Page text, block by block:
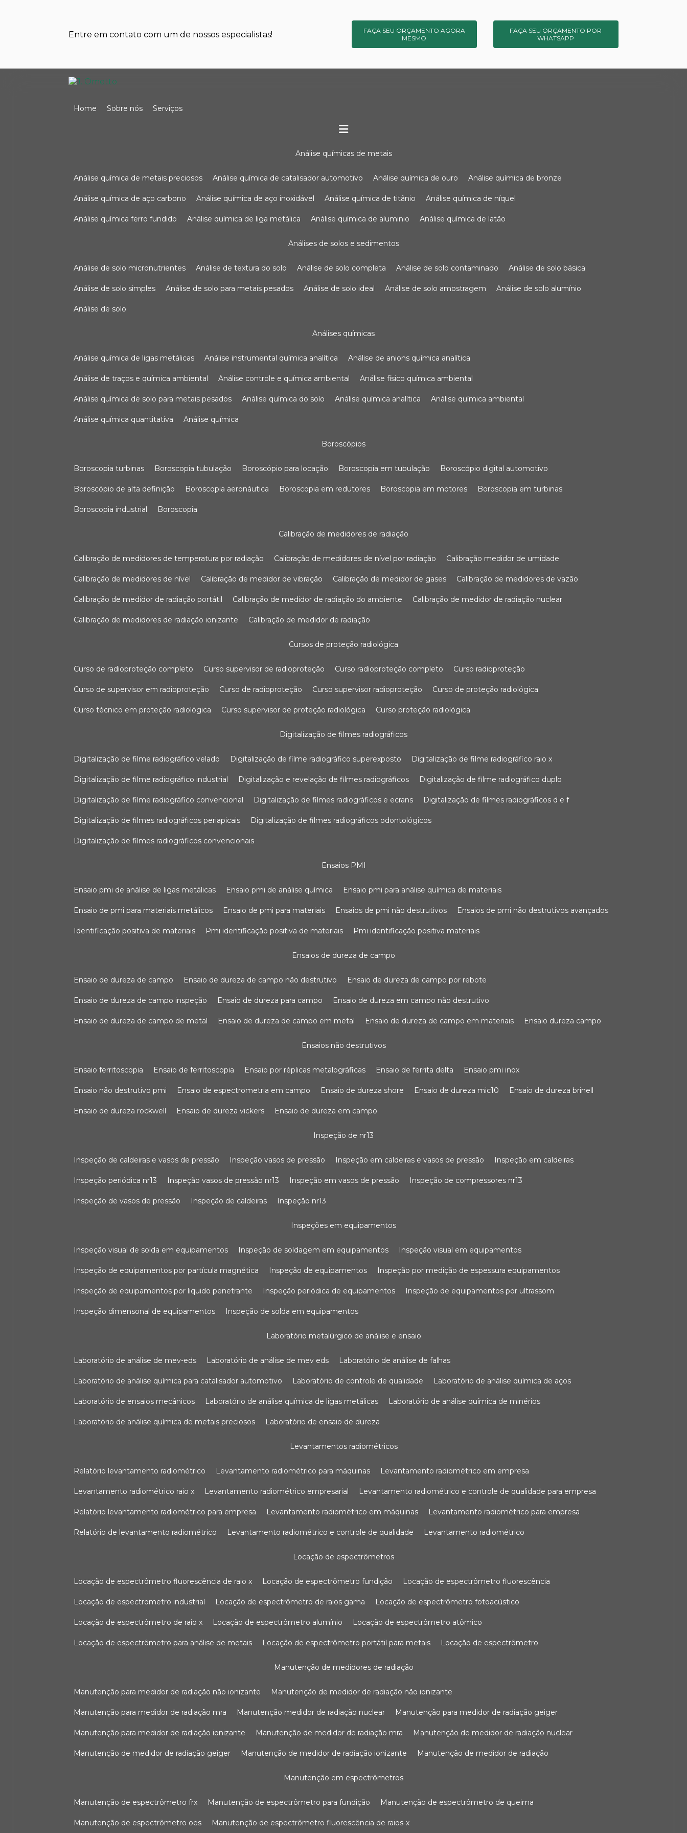
Entre em contato com um de nossos especialistas!
FAÇA SEU ORÇAMENTO AGORA
MESMO
FAÇA SEU ORÇAMENTO POR
WHATSAPP
Home Sobre nós Serviços
análise químicas de metais
análise química de metais preciosos análise química de catalisador automotivo análise química de ouro análise química de bronze
análise química de aço carbono análise química de aço inoxidável análise química de titânio análise química de níquel
análise química ferro fundido análise química de liga metálica análise química de aluminio análise química de latão
análises de solos e sedimentos
análise de solo micronutrientes análise de textura do solo análise de solo completa análise de solo contaminado análise de solo básica
análise de solo simples análise de solo para metais pesados análise de solo ideal análise de solo amostragem análise de solo alumínio
análise de solo
análises químicas
análise química de ligas metálicas análise instrumental química analítica análise de anions química analítica
análise de traços e química ambiental análise controle e química ambiental análise físico química ambiental
análise química de solo para metais pesados análise química do solo análise química analítica análise química ambiental
análise química quantitativa análise química
boroscópios
boroscopia turbinas boroscopia tubulação boroscópio para locação boroscopia em tubulação boroscópio digital automotivo
boroscópio de alta definição boroscopia aeronáutica boroscopia em redutores boroscopia em motores boroscopia em turbinas
boroscopia industrial boroscopia
calibração de medidores de radiação
calibração de medidores de temperatura por radiação calibração de medidores de nível por radiação calibração medidor de umidade
calibração de medidores de nível calibração de medidor de vibração calibração de medidor de gases calibração de medidores de vazão
calibração de medidor de radiação portátil calibração de medidor de radiação do ambiente calibração de medidor de radiação nuclear
calibração de medidores de radiação ionizante calibração de medidor de radiação
cursos de proteção radiológica
curso de radioproteção completo curso supervisor de radioproteção curso radioproteção completo curso radioproteção
curso de supervisor em radioproteção curso de radioproteção curso supervisor radioproteção curso de proteção radiológica
curso técnico em proteção radiológica curso supervisor de proteção radiológica curso proteção radiológica
digitalização de filmes radiográficos
digitalização de filme radiográfico velado digitalização de filme radiográfico superexposto digitalização de filme radiográfico raio x
digitalização de filme radiográfico industrial digitalização e revelação de filmes radiográficos digitalização de filme radiográfico duplo
digitalização de filme radiográfico convencional digitalização de filmes radiográficos e ecrans digitalização de filmes radiográficos d e f
digitalização de filmes radiográficos periapicais digitalização de filmes radiográficos odontológicos
digitalização de filmes radiográficos convencionais
ensaios PMI
ensaio pmi de análise de ligas metálicas ensaio pmi de análise química ensaio pmi para análise química de materiais
ensaio de pmi para materiais metálicos ensaio de pmi para materiais ensaios de pmi não destrutivos ensaios de pmi não destrutivos avançados
identificação positiva de materiais pmi identificação positiva de materiais pmi identificação positiva materiais
ensaios de dureza de campo
ensaio de dureza de campo ensaio de dureza de campo não destrutivo ensaio de dureza de campo por rebote
ensaio de dureza de campo inspeção ensaio de dureza para campo ensaio de dureza em campo não destrutivo
ensaio de dureza de campo de metal ensaio de dureza de campo em metal ensaio de dureza de campo em materiais ensaio dureza campo
ensaios não destrutivos
ensaio ferritoscopia ensaio de ferritoscopia ensaio por réplicas metalográficas ensaio de ferrita delta ensaio pmi inox
ensaio não destrutivo pmi ensaio de espectrometria em campo ensaio de dureza shore ensaio de dureza mic10 ensaio de dureza brinell
ensaio de dureza rockwell ensaio de dureza vickers ensaio de dureza em campo
inspeção de nr13
inspeção de caldeiras e vasos de pressão inspeção vasos de pressão inspeção em caldeiras e vasos de pressão inspeção em caldeiras
inspeção periódica nr13 inspeção vasos de pressão nr13 inspeção em vasos de pressão inspeção de compressores nr13
inspeção de vasos de pressão inspeção de caldeiras inspeção nr13
inspeções em equipamentos
inspeção visual de solda em equipamentos inspeção de soldagem em equipamentos inspeção visual em equipamentos
inspeção de equipamentos por partícula magnética inspeção de equipamentos inspeção por medição de espessura equipamentos
inspeção de equipamentos por liquido penetrante inspeção periódica de equipamentos inspeção de equipamentos por ultrassom
inspeção dimensonal de equipamentos inspeção de solda em equipamentos
laboratório metalúrgico de análise e ensaio
laboratório de análise de mev-eds laboratório de análise de mev eds laboratório de análise de falhas
laboratório de análise química para catalisador automotivo laboratório de controle de qualidade laboratório de análise química de aços
laboratório de ensaios mecânicos laboratório de análise química de ligas metálicas laboratório de análise química de minérios
laboratório de análise química de metais preciosos laboratório de ensaio de dureza
levantamentos radiométricos
relatório levantamento radiométrico levantamento radiométrico para máquinas levantamento radiométrico em empresa
levantamento radiométrico raio x levantamento radiométrico empresarial levantamento radiométrico e controle de qualidade para empresa
relatório levantamento radiométrico para empresa levantamento radiométrico em máquinas levantamento radiométrico para empresa
relatório de levantamento radiométrico levantamento radiométrico e controle de qualidade levantamento radiométrico
locação de espectrômetros
locação de espectrômetro fluorescência de raio x locação de espectrômetro fundição locação de espectrômetro fluorescência
locação de espectrometro industrial locação de espectrômetro de raios gama locação de espectrômetro fotoacústico
locação de espectrômetro de raio x locação de espectrômetro alumínio locação de espectrômetro atômico
locação de espectrômetro para análise de metais locação de espectrômetro portátil para metais locação de espectrômetro
manutenção de medidores de radiação
manutenção para medidor de radiação não ionizante manutenção de medidor de radiação não ionizante
manutenção para medidor de radiação mra manutenção medidor de radiação nuclear manutenção para medidor de radiação geiger
manutenção para medidor de radiação ionizante manutenção de medidor de radiação mra manutenção de medidor de radiação nuclear
manutenção de medidor de radiação geiger manutenção de medidor de radiação ionizante manutenção de medidor de radiação
manutenção em espectrômetros
manutenção de espectrômetro frx manutenção de espectrômetro para fundição manutenção de espectrômetro de queima
manutenção de espectrômetro oes manutenção de espectrômetro fluorescência de raios-x